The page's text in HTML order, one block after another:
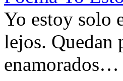
Yo estoy solo
lejos. Quedan
enamorados…